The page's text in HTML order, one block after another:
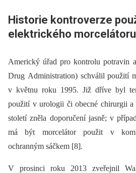
Historie kontroverze
elektrického morcelátoru
Americký úřad pro kontrolu potravin
Drug Adminis­tration) schválil použití
v květnu roku 1995. Již dříve byl
použití v urologii či obecné chirurgii
století zněla doporučení jasně; v
má být morcelátor použit v
ochranným sáčkem [8].
V prosinci roku 2013 zveřejnil